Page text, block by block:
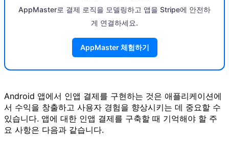
AppMaster로 결제 로직을 모델링하고 앱을 Stripe에 안전하
게 연결하세요.
AppMaster 체험하기
Android 앱에서 인앱 결제를 구현하는 것은 애플리케이션에
서 수익을 창출하고 사용자 경험을 향상시키는 데 중요할 수
있습니다. 앱에 대한 인앱 결제를 구축할 때 기억해야 할 주
요 사항은 다음과 같습니다.